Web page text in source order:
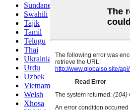
Sundanese
Swahili
Tajik
Tamil
Telugu
Thai
Ukrainian
Urdu
Uzbek
Vietnamese
Welsh
Xhosa